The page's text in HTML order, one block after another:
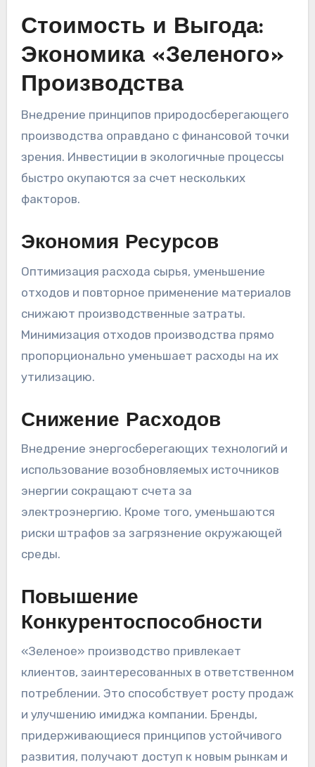
Стоимость и Выгода:
Экономика «Зеленого»
Производства
Внедрение принципов природосберегающего
производства оправдано с финансовой точки
зрения. Инвестиции в экологичные процессы
быстро окупаются за счет нескольких
факторов.
Экономия Ресурсов
Оптимизация расхода сырья, уменьшение
отходов и повторное применение материалов
снижают производственные затраты.
Минимизация отходов производства прямо
пропорционально уменьшает расходы на их
утилизацию.
Снижение Расходов
Внедрение энергосберегающих технологий и
использование возобновляемых источников
энергии сокращают счета за
электроэнергию. Кроме того, уменьшаются
риски штрафов за загрязнение окружающей
среды.
Повышение
Конкурентоспособности
«Зеленое» производство привлекает
клиентов, заинтересованных в ответственном
потреблении. Это способствует росту продаж
и улучшению имиджа компании. Бренды,
придерживающиеся принципов устойчивого
развития, получают доступ к новым рынкам и